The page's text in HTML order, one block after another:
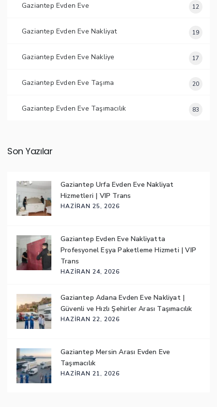
Gaziantep Evden Eve 12
Gaziantep Evden Eve Nakliyat 19
Gaziantep Evden Eve Nakliye 17
Gaziantep Evden Eve Taşıma 20
Gaziantep Evden Eve Taşımacılık 83
Son Yazılar
Gaziantep Urfa Evden Eve Nakliyat
Hizmetleri | VIP Trans
HAZIRAN 25, 2026
Gaziantep Evden Eve Nakliyatta
Profesyonel Eşya Paketleme Hizmeti | VIP
Trans
HAZIRAN 24, 2026
Gaziantep Adana Evden Eve Nakliyat |
Güvenli ve Hızlı Şehirler Arası Taşımacılık
HAZIRAN 22, 2026
Gaziantep Mersin Arası Evden Eve
Taşımacılık
HAZIRAN 21, 2026